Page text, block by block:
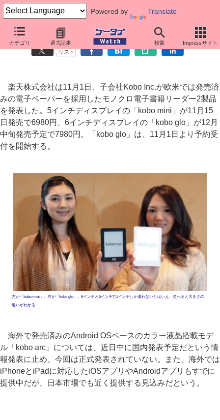
Powered by Translate
カテゴリ 過去記事 検索 Impressサイト
楽天、電子ペーパーのモノクロ電子書籍リーダー2製品を発売
リスト
楽天株式会社は11月1日、子会社Kobo Inc.が欧米では発売済
みの電子ペーパーを採用したモノクロ電子書籍リーダー2製品
を発表した。5インチディスプレイの「kobo mini」が11月15
日発売で6980円、6インチディスプレイの「kobo glo」が12月
中旬発売予定で7980円。「kobo glo」は、11月1日より予約受
付を開始する。
左が「kobo mini」、右が「kobo glo」。6インチと5インチで1インチしか違わないとはいえ、並べると大きさの
違いがわかる
海外で発売済みのAndroid OSベースのカラー液晶搭載モデ
ル「kobo arc」については、近日中に国内発表予定だという情
報発表に止め、今回は正式発表されていない。また、海外では
iPhoneとiPadに対応したiOSアプリやAndroidアプリもすでに
提供中だが、日本市場でも近く提供する見込みだという。